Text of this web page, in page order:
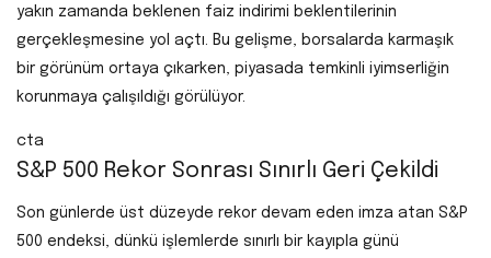
yakın zamanda beklenen faiz indirimi beklentilerinin
gerçekleşmesine yol açtı. Bu gelişme, borsalarda karmaşık
bir görünüm ortaya çıkarken, piyasada temkinli iyimserliğin
korunmaya çalışıldığı görülüyor.
cta
S&P 500 Rekor Sonrası Sınırlı Geri Çekildi
Son günlerde üst düzeyde rekor devam eden imza atan S&P
500 endeksi, dünkü işlemlerde sınırlı bir kayıpla günü